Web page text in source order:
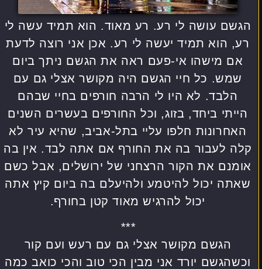
הגשם עושה לי רע. רע מאוד. הוא תמיד עשה לי
רע, הוא תמיד יעשה לי רע. אכן אני רוצה לדעת
אם מישהו אי-פעם ראה את הגשם ניתך ביום
שמש. כל חיי הגשם היה מקושר אצלי גם עם
הלבד. לא היו לי הרבה חורפים בחיי שבהם
הייתי ביחד, בזוג, וכל החורפים בעשרים השנים
האחרונות חלפו עליי בתל-אביב, שהיא עיר לא
קלה לעבור בה את החורף אם אתה לבד. אין בה
אומנם את הקור הרצחני של ירושלים, אבל כשם
שאתה יכול להיטמע ולהיעלם בה ביום קיץ אתה
יכול להרגיש מאוד קטן בחורף.
***
הגשם מקושר אצלי גם עם רעש ועם קור
וכשהגשם יורד אני מבין הכי טוב והכי כואב כמה